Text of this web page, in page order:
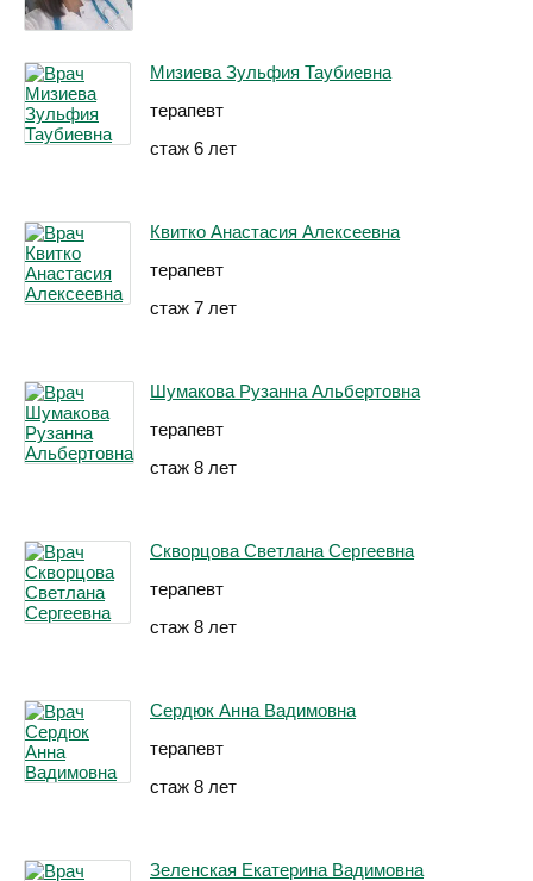
Мизиева Зульфия Таубиевна
терапевт
стаж 6 лет
Квитко Анастасия Алексеевна
терапевт
стаж 7 лет
Шумакова Рузанна Альбертовна
терапевт
стаж 8 лет
Скворцова Светлана Сергеевна
терапевт
стаж 8 лет
Сердюк Анна Вадимовна
терапевт
стаж 8 лет
Зеленская Екатерина Вадимовна